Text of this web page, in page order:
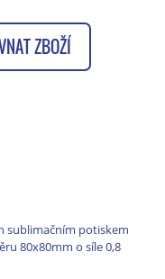
ZBOŽÍ
sublimačním potiskem
80x80mm o síle 0,8